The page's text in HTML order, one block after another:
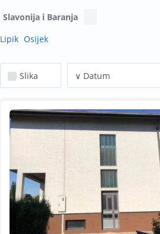
Slavonija i Baranja
Lipik Osijek
Slika